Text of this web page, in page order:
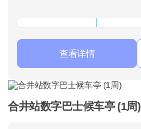
查看详情
合井站数字巴士候车亭 (1周)